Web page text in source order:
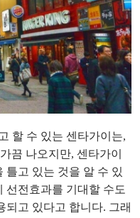
할 수 있는 센타가이는,
끔 나오지만, 센타가이
틀고 있는 것을 알 수 있
선전효과를 기대할 수도
되고 있다고 합니다. 그래